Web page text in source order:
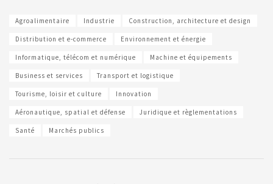
Agroalimentaire Industrie Construction, architecture et design
Distribution et e-commerce Environnement et énergie
Informatique, télécom et numérique Machine et équipements
Business et services Transport et logistique
Tourisme, loisir et culture Innovation
Aéronautique, spatial et défense Juridique et règlementations
Santé Marchés publics